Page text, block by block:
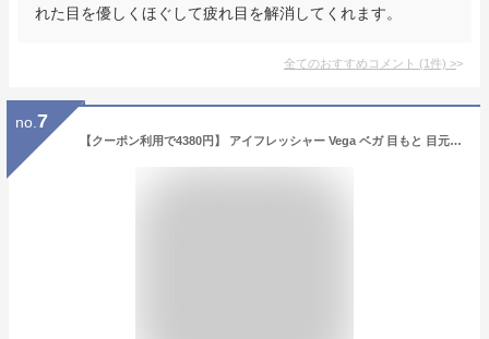
れた目を優しくほぐして疲れ目を解消してくれます。
全てのおすすめコメント (1件) >
no. 7
【クーポン利用で4380円】 アイフレッシャー Vega ベガ 目もと 目元 眼元 エステ 目 目元エステ 温感 指圧 音楽 機能搭載 エア ホット アイマスク コードレス 充電式 アイケア アイウォーマー ギフト プレゼント 女性 男性 クリスマス 誕生日